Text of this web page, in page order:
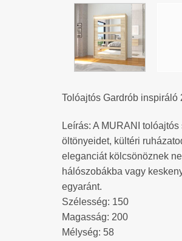
Tolóajtós Gardrób
Leírás: A MURANI
öltönyeidet, kültéri
eleganciát kölcsönöznek
hálószobákba vagy
egyaránt.
Szélesség: 150
Magasság: 200
Mélység: 58